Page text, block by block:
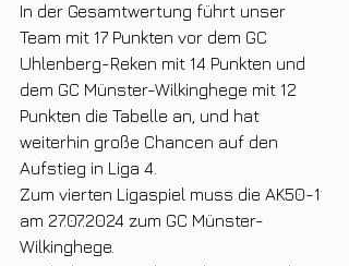
In der Gesamtwertung führt unser
Team mit 17 Punkten vor dem GC
Uhlenberg-Reken mit 14 Punkten und
dem GC Münster-Wilkinghege mit 12
Punkten die Tabelle an, und hat
weiterhin große Chancen auf den
Aufstieg in Liga 4.
Zum vierten Ligaspiel muss die AK50-1
am 27.07.2024 zum GC Münster-
Wilkinghege.